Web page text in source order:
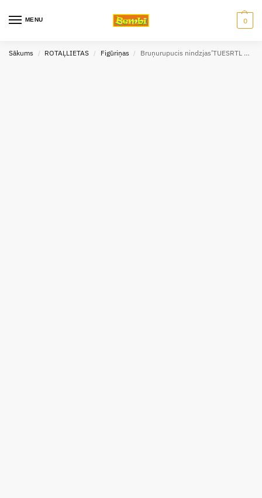
MENU 0
Sākums / ROTAĻLIETAS / Figūriņas / Bruņurupucis nindzjas’TUESRTL figūra ar gaismiņu